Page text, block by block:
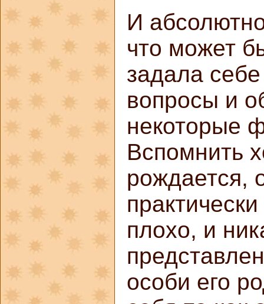
И
что может
задала
вопросы и
некоторые
Вспомнить
рождается,
плохо, и
особи его